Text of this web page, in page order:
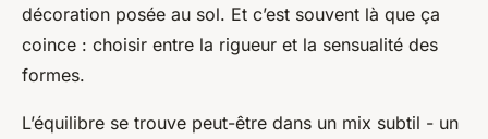
décoration posée au sol. Et c’est souvent là que ça
coince : choisir entre la rigueur et la sensualité des
formes.
L’équilibre se trouve peut-être dans un mix subtil - un